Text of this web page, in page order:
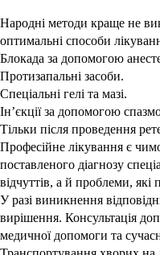
Народні методи краще не
оптимальні способи
Блокада за допомогою
Протизапальні засоби.
Спеціальні гелі та мазі.
Ін’єкції за допомогою
Тільки після проведення
Професійне лікування є
поставленого діагнозу
відчуттів, а й проблеми,
У разі виникнення
вирішення. Консультація
медичної допомоги та